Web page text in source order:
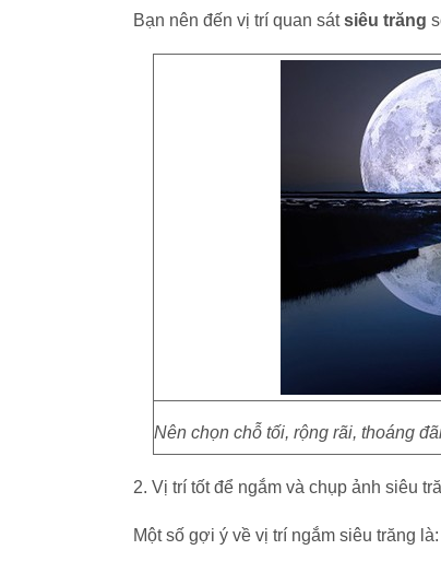
Bạn nên đến vị trí quan sátsiêu trăng
Nên chọn chỗ tối, rộng rãi, thoáng
2. Vị trí tốt để ngắm và chụp ảnh siêu
Một số gợi ý về vị trí ngắm siêu trăng